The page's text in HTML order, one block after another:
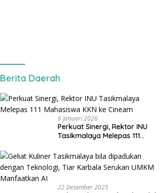
Berita Daerah
6 Januari 2026
Perkuat Sinergi, Rektor INU
Tasikmalaya Melepas 111
22 Desember 2025